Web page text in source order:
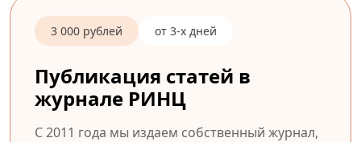
3 000 рублей от 3-х дней
Публикация статей в
журнале РИНЦ
С 2011 года мы издаем собственный журнал,